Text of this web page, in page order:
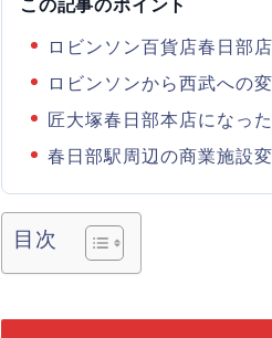
この記事のポイント
ロビンソン百貨店春日部
ロビンソンから西武への
匠大塚春日部本店になっ
春日部駅周辺の商業施設
目次